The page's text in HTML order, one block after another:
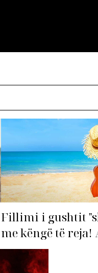
Fillimi i gushtit
me këngë të
shqiptarë hapin
hitin e verës!